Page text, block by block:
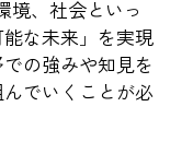
境、社会といっ
な未来」を実現
の強みや知見を
でいくことが必